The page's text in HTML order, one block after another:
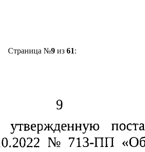
Страница №9из 61: